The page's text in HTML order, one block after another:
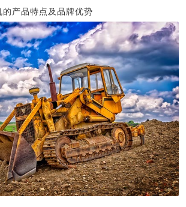
产品特点及品牌优势